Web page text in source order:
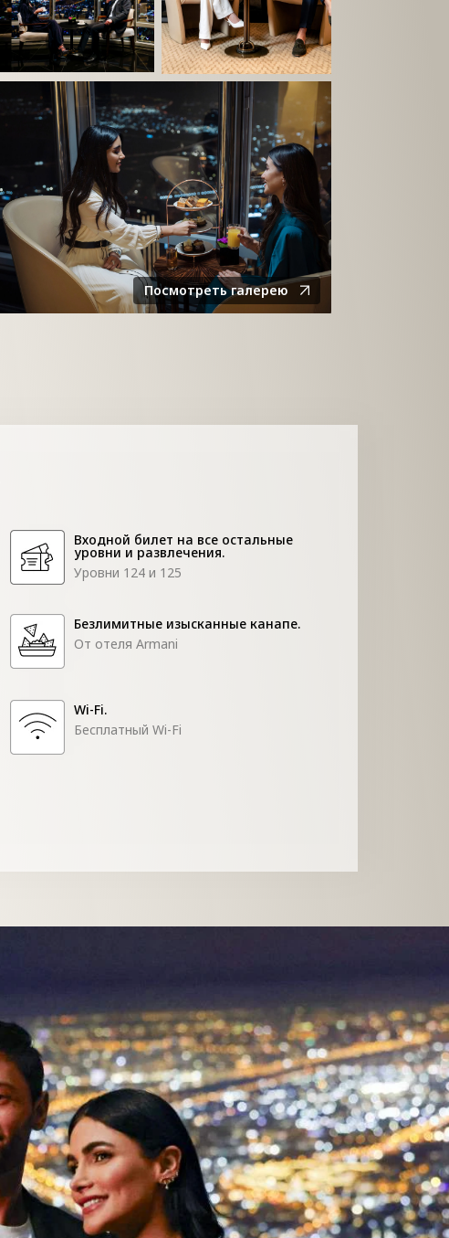
Посмотреть галерею
Входной билет на все остальные
уровни и развлечения.
Уровни 124 и 125
Безлимитные изысканные канапе.
От отеля Armani
Wi-Fi.
Бесплатный Wi-Fi